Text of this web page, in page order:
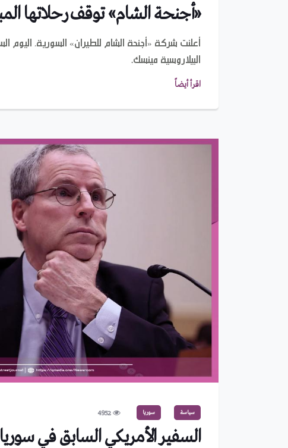
«أجنحة الشام» توقف رحلاتها
أعلنت شركة «أجنحة الشام للطيران» السورية، اليوم
البيلاروسية مينسك.
اقرأ أيضاً
سياسة سوريا 4952
السفير الأمريكي السابق في